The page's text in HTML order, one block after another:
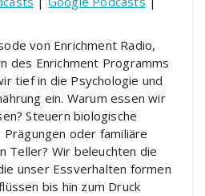
von Enrichment Radio,
des Enrichment Programms
tief in die Psychologie und
ein. Warum essen wir
Steuern biologische
oder familiäre
Teller? Wir beleuchten die
unser Essverhalten formen
bis hin zum Druck